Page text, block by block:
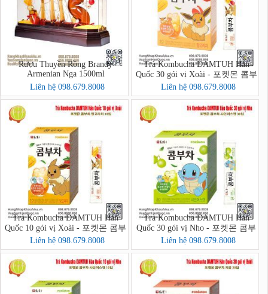
Rượu Thuyền Rồng Brandy
Armenian Nga 1500ml
Liên hệ 098.679.8008
Trà Kombucha DAMTUH Hàn
Quốc 30 gói vị Xoài - 포켓몬 콤부
차 망고리치 30입
Liên hệ 098.679.8008
Trà Kombucha DAMTUH Hàn
Quốc 10 gói vị Xoài - 포켓몬 콤부
차 망고리치 10입
Liên hệ 098.679.8008
Trà Kombucha DAMTUH Hàn
Quốc 30 gói vị Nho - 포켓몬 콤부
차 샤인머스캣 30입
Liên hệ 098.679.8008